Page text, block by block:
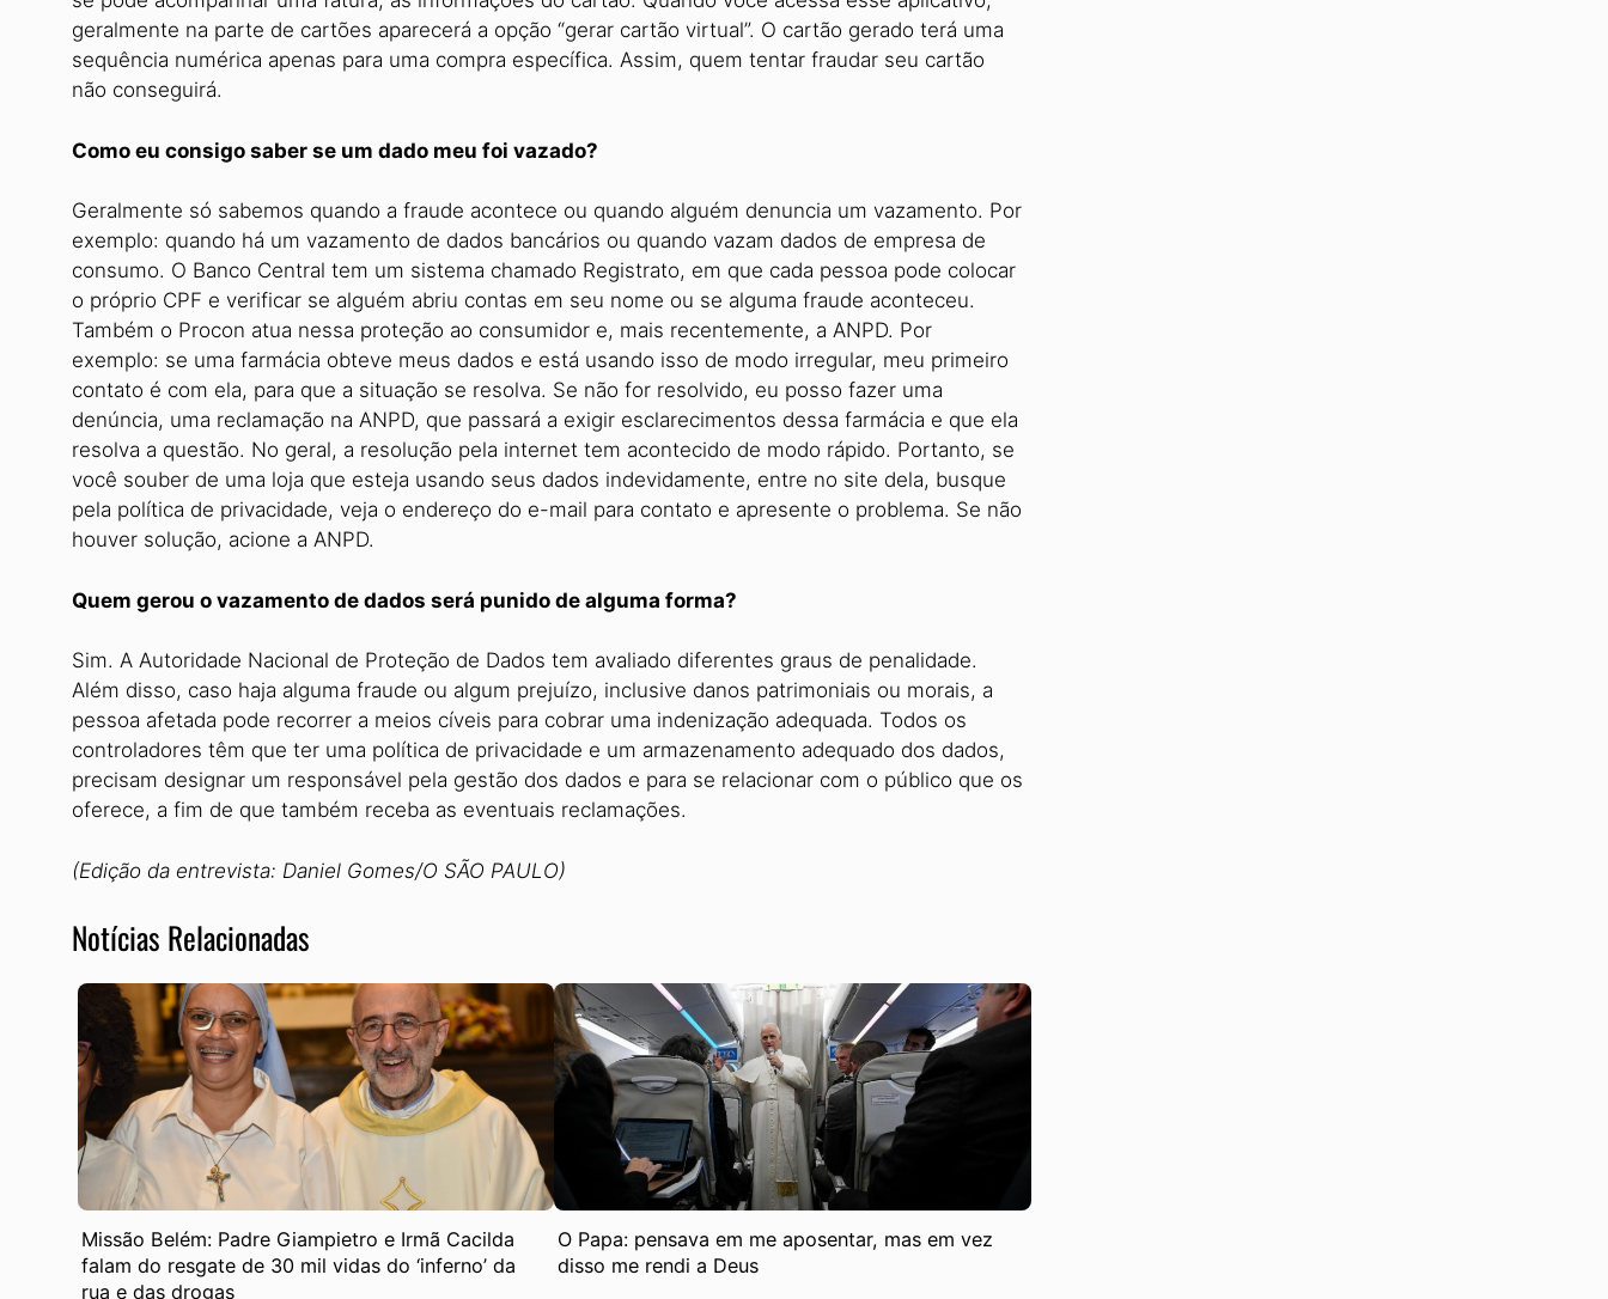
geralmente na parte de cartões aparecerá a opção “gerar cartão virtual”. O cartão gerado terá uma
sequência numérica apenas para uma compra específica. Assim, quem tentar fraudar seu cartão
não conseguirá.
Como eu consigo saber se um dado meu foi vazado?
Geralmente só sabemos quando a fraude acontece ou quando alguém denuncia um vazamento. Por
exemplo: quando há um vazamento de dados bancários ou quando vazam dados de empresa de
consumo. O Banco Central tem um sistema chamado Registrato, em que cada pessoa pode colocar
o próprio CPF e verificar se alguém abriu contas em seu nome ou se alguma fraude aconteceu.
Também o Procon atua nessa proteção ao consumidor e, mais recentemente, a ANPD. Por
exemplo: se uma farmácia obteve meus dados e está usando isso de modo irregular, meu primeiro
contato é com ela, para que a situação se resolva. Se não for resolvido, eu posso fazer uma
denúncia, uma reclamação na ANPD, que passará a exigir esclarecimentos dessa farmácia e que ela
resolva a questão. No geral, a resolução pela internet tem acontecido de modo rápido. Portanto, se
você souber de uma loja que esteja usando seus dados indevidamente, entre no site dela, busque
pela política de privacidade, veja o endereço do e-mail para contato e apresente o problema. Se não
houver solução, acione a ANPD.
Quem gerou o vazamento de dados será punido de alguma forma?
Sim. A Autoridade Nacional de Proteção de Dados tem avaliado diferentes graus de penalidade.
Além disso, caso haja alguma fraude ou algum prejuízo, inclusive danos patrimoniais ou morais, a
pessoa afetada pode recorrer a meios cíveis para cobrar uma indenização adequada. Todos os
controladores têm que ter uma política de privacidade e um armazenamento adequado dos dados,
precisam designar um responsável pela gestão dos dados e para se relacionar com o público que os
oferece, a fim de que também receba as eventuais reclamações.
(Edição da entrevista: Daniel Gomes/O SÃO PAULO)
Notícias Relacionadas
Missão Belém: Padre Giampietro e Irmã Cacilda
falam do resgate de 30 mil vidas do ‘inferno’ da
rua e das drogas
O Papa: pensava em me aposentar, mas em vez
disso me rendi a Deus